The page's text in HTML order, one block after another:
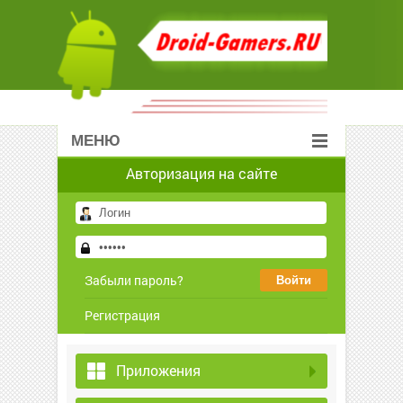
МЕНЮ
Авторизация на сайте
Забыли пароль?
Регистрация
Приложения